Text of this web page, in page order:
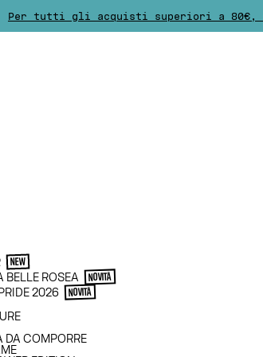
NEW
BELLE ROSEA NOVITÀ
2026 NOVITÀ
DA COMPORRE
Per tutti gli acquisti superiori a 80€,